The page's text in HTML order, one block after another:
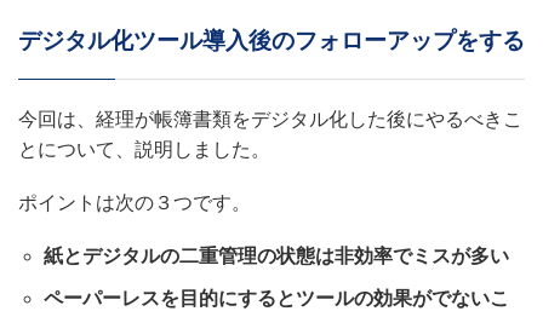
デジタル化ツール導入後のフォローアップをする
今回は、経理が帳簿書類をデジタル化した後にやるべきこ
とについて、説明しました。
ポイントは次の３つです。
紙とデジタルの二重管理の状態は非効率でミスが多い
ペーパーレスを目的にするとツールの効果がでないこ